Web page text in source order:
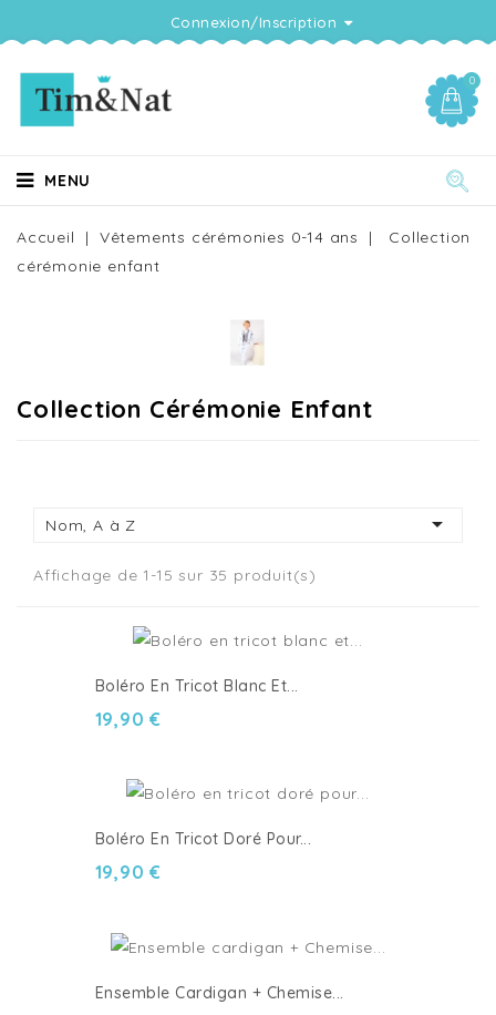
Connexion/Inscription
0
MENU
Accueil Vêtements cérémonies 0-14 ans
Collection
cérémonie enfant
Collection Cérémonie Enfant
Nom, A à Z 
Affichage de 1-15 sur 35 produit(s)
Boléro En Tricot Blanc Et...
19,90 €
Boléro En Tricot Doré Pour...
19,90 €
Ensemble Cardigan + Chemise...